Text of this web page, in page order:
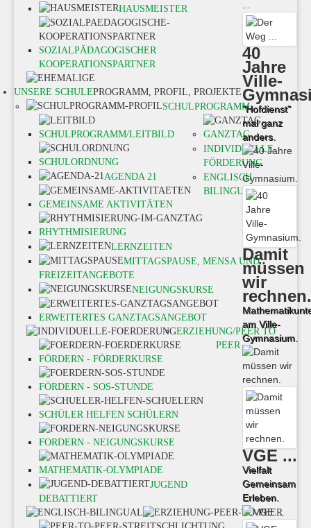
40
Jahre
Ville-
"Hofdienst"
mal ganz
anders.
Damit
müssen
wir
rechnen.
am Ville-
Gymnasium.
VGE ...
Vielfalt
Gemeinsam
Erleben.
HAUSMEISTER
SOZIALPÄDAGOGISCHER
KOOPERATIONSPARTNER
UNSERE SCHULEPROGRAMM, PROFIL, PROJEKTE
SCHULPROGRAMM
SCHULPROGRAMM/LEITBILD
SCHULORDNUNG
AGENDA 21
GEMEINSAME AKTIVITÄTEN
GANZTAG
RHYTHMISIERUNG
LERNZEITEN
MITTAGSPAUSE, MENSA UND
FREIZEITANGEBOTE
NEIGUNGSKURSE
ERWEITERTES GANZTAGSANGEBOT
INDIVIDUELLE
FÖRDERUNG
FÖRDERN - FÖRDERKURSE
FÖRDERN - SOS-STUNDE
SCHÜLER HELFEN SCHÜLERN
FORDERN - NEIGUNGSKURSE
MATHEMATIK-OLYMPIADE
JUGEND
DEBATTIERT
ENGLISCH
BILINGUAL
ERZIEHUNG/PEER TO
PEER